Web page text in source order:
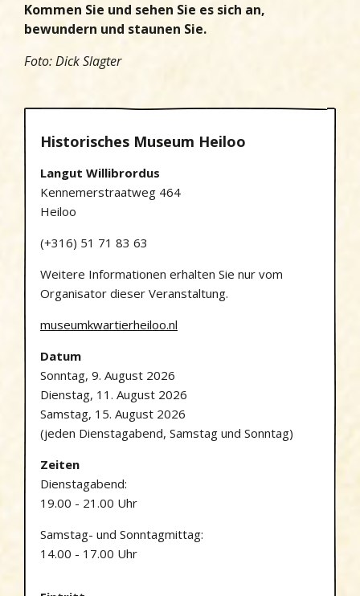
Kommen Sie und sehen Sie es sich an,
bewundern und staunen Sie.
Foto: Dick Slagter
Historisches Museum Heiloo
Langut Willibrordus
Kennemerstraatweg 464
Heiloo
(+316) 51 71 83 63
Weitere Informationen erhalten Sie nur vom
Organisator dieser Veranstaltung.
museumkwartierheiloo.nl
Datum
Sonntag, 9. August 2026
Dienstag, 11. August 2026
Samstag, 15. August 2026
(jeden Dienstagabend, Samstag und Sonntag)
Zeiten
Dienstagabend:
19.00 - 21.00 Uhr
Samstag- und Sonntagmittag:
14.00 - 17.00 Uhr